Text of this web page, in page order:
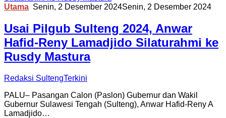
Utama Senin, 2 Desember 2024Senin, 2 Desember 2024
Usai Pilgub Sulteng 2024, Anwar
Hafid-Reny Lamadjido Silaturahmi ke
Rusdy Mastura
Redaksi SultengTerkini
PALU– Pasangan Calon (Paslon) Gubernur dan Wakil
Gubernur Sulawesi Tengah (Sulteng), Anwar Hafid-Reny A
Lamadjido…